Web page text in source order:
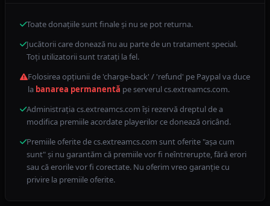
Toate donațiile sunt finale și nu se pot returna.
Jucătorii care donează nu au parte de un tratament special.
Toți utilizatorii sunt tratați la fel.
Folosirea opțiunii de 'charge-back' / 'refund' pe Paypal va duce
la banarea permanentă pe serverul cs.extreamcs.com.
Administrația cs.extreamcs.com își rezervă dreptul de a
modifica premiile acordate playerilor ce donează oricând.
Premiile oferite de cs.extreamcs.com sunt oferite "așa cum
sunt" și nu garantăm că premiile vor fi neîntrerupte, fără erori
sau că erorile vor fi corectate. Nu oferim vreo garanție cu
privire la premiile oferite.